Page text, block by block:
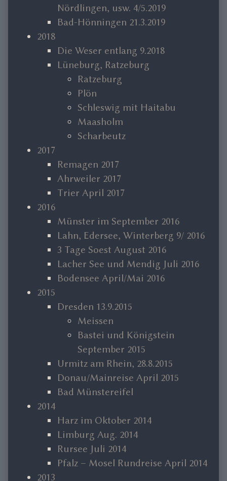
Nördlingen, usw. 4/5.2019
Bad-Hönningen 21.3.2019
2018
Die Weser entlang 9.2018
Lüneburg, Ratzeburg
Ratzeburg
Plön
Schleswig mit Haitabu
Maasholm
Scharbeutz
2017
Remagen 2017
Ahrweiler 2017
Trier April 2017
2016
Münster im September 2016
Lahn, Edersee, Winterberg 9/ 2016
3 Tage Soest August 2016
Lacher See und Mendig Juli 2016
Bodensee April/Mai 2016
2015
Dresden 13.9.2015
Meissen
Bastei und Königstein
September 2015
Urmitz am Rhein, 28.8.2015
Donau/Mainreise April 2015
Bad Münstereifel
2014
Harz im Oktober 2014
Limburg Aug. 2014
Rursee Juli 2014
Pfalz – Mosel Rundreise April 2014
2013